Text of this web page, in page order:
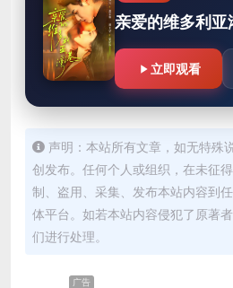
亲爱的维多利亚
立即观看
声明：本站所有文章，如无特殊
创发布。任何个人或组织，在未征
制、盗用、采集、发布本站内容到
体平台。如若本站内容侵犯了原著
们进行处理。
广告